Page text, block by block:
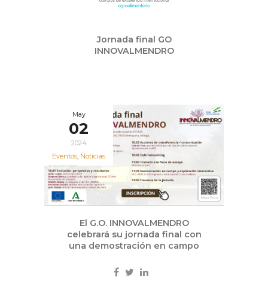
Jornada final GO
INNOVALMENDRO
May
02
2024
Eventos, Noticias
El G.O. INNOVALMENDRO
celebrará su jornada final con
una demostración en campo